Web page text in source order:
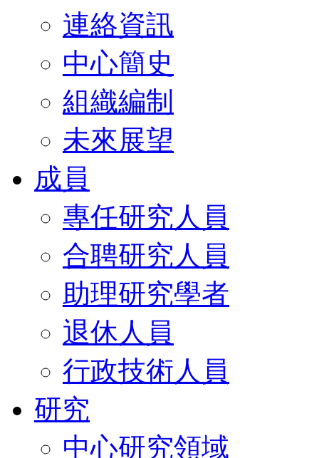
連絡資訊
中心簡史
組織編制
未來展望
成員
專任研究人員
合聘研究人員
助理研究學者
退休人員
行政技術人員
研究
中心研究領域